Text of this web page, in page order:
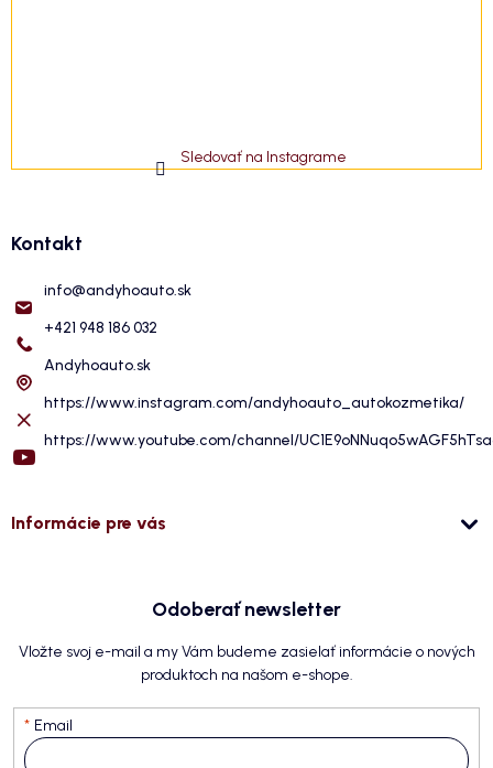
Sledovať na Instagrame
Kontakt
info@andyhoauto.sk
+421 948 186 032
Andyhoauto.sk
https://www.instagram.com/andyhoauto_autokozmetika/
https://www.youtube.com/channel/
Informácie pre vás
Odoberať newsletter
Vložte svoj e-mail a my Vám budeme zasielať informácie o nových
produktoch na našom e-shope.
Email